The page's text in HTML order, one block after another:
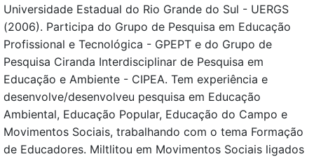
Universidade Estadual do Rio Grande do Sul - UERGS
(2006). Participa do Grupo de Pesquisa em Educação
Profissional e Tecnológica - GPEPT e do Grupo de
Pesquisa Ciranda Interdisciplinar de Pesquisa em
Educação e Ambiente - CIPEA. Tem experiência e
desenvolve/desenvolveu pesquisa em Educação
Ambiental, Educação Popular, Educação do Campo e
Movimentos Sociais, trabalhando com o tema Formação
de Educadores. Miltlitou em Movimentos Sociais ligados